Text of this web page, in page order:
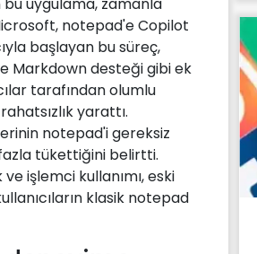
bu uygulama, zamanla
notepad'e Copilot
başlayan bu süreç,
Markdown desteği gibi ek
tarafından olumlu
yarattı.
notepad'i gereksiz
fazla tükettiğini belirtti.
işlemci kullanımı, eski
klasik notepad